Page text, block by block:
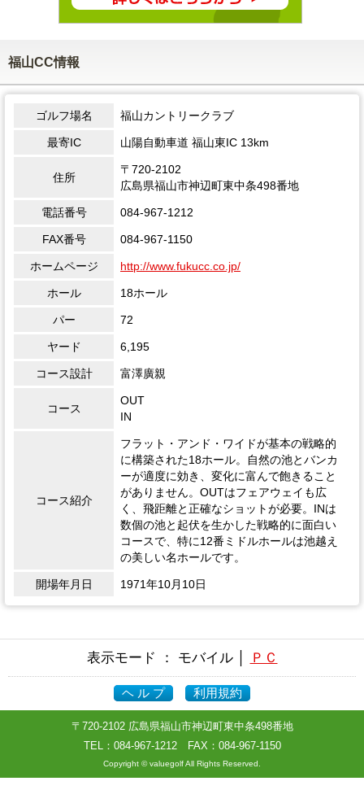
福山CC情報
ゴルフ場名 福山カントリークラブ
最寄IC 山陽自動車道 福山東IC 13km
住所
〒720-2102
広島県福山市神辺町東中条498番地
電話番号 084-967-1212
FAX番号 084-967-1150
ホームページ http://www.fukucc.co.jp/
ホール 18ホール
パー 72
ヤード 6,195
コース設計 富澤廣親
コース
OUT
IN
コース紹介
フラット・アンド・ワイドが基本の戦略的
に構築された18ホール。自然の池とバンカ
ーが適度に効き、変化に富んで飽きること
がありません。OUTはフェアウェイも広
く、飛距離と正確なショットが必要。INは
数個の池と起伏を生かした戦略的に面白い
コースで、特に12番ミドルホールは池越え
の美しい名ホールです。
開場年月日 1971年10月10日
表示モード ： モバイル │ ＰＣ
ヘ ル プ 利用規約
〒720-2102 広島県福山市神辺町東中条498番地
TEL： 084-967-1212FAX：084-967-1150
Copyright © valuegolf All Rights Reserved.